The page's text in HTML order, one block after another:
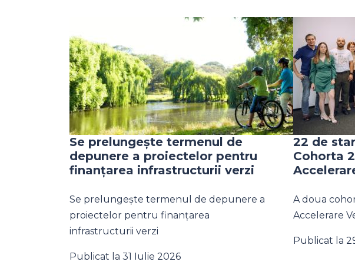
Se prelungește termenul de
depunere a proiectelor pentru
finanțarea infrastructurii verzi
Se prelungește termenul de depunere a
proiectelor pentru finanțarea
infrastructurii verzi
Publicat la 31 Iulie 2026
22 de
Cohorta
A doua
Accelerare
Publicat la